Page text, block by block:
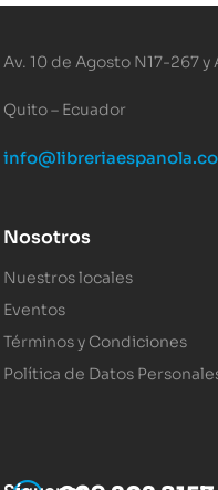
Av. 10 de Agosto N17-267 y
Quito – Ecuador
Nosotros
Nuestros locales
Eventos
Términos y Condiciones
Política de Datos